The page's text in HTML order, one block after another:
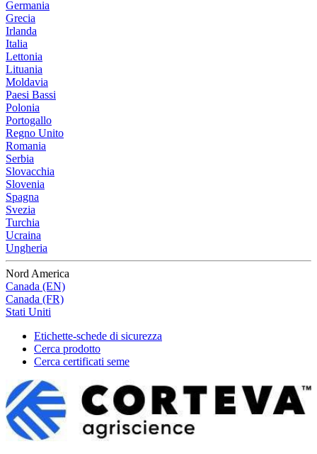
Germania
Grecia
Irlanda
Italia
Lettonia
Lituania
Moldavia
Paesi Bassi
Polonia
Portogallo
Regno Unito
Romania
Serbia
Slovacchia
Slovenia
Spagna
Svezia
Turchia
Ucraina
Ungheria
Nord America
Canada (EN)
Canada (FR)
Stati Uniti
Etichette-schede di sicurezza
Cerca prodotto
Cerca certificati seme